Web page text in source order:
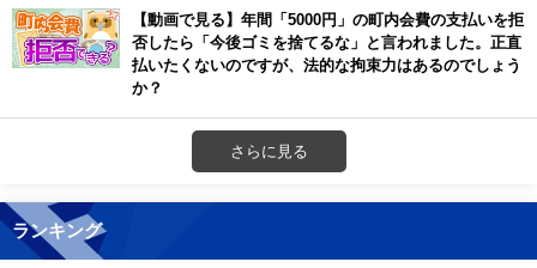
【動画で見る】年間「5000円」の町内会費の支払いを拒
否したら「今後ゴミを捨てるな」と言われました。正直
払いたくないのですが、法的な拘束力はあるのでしょう
か？
さらに見る
ランキング